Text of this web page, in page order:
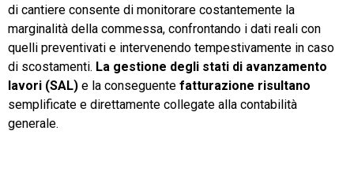
di cantiere consente di monitorare costantemente la
marginalità della commessa, confrontando i dati reali con
quelli preventivati e intervenendo tempestivamente in caso
di scostamenti. La gestione degli stati di avanzamento
lavori (SAL) e la conseguente fatturazione risultano
semplificate e direttamente collegate alla contabilità
generale.